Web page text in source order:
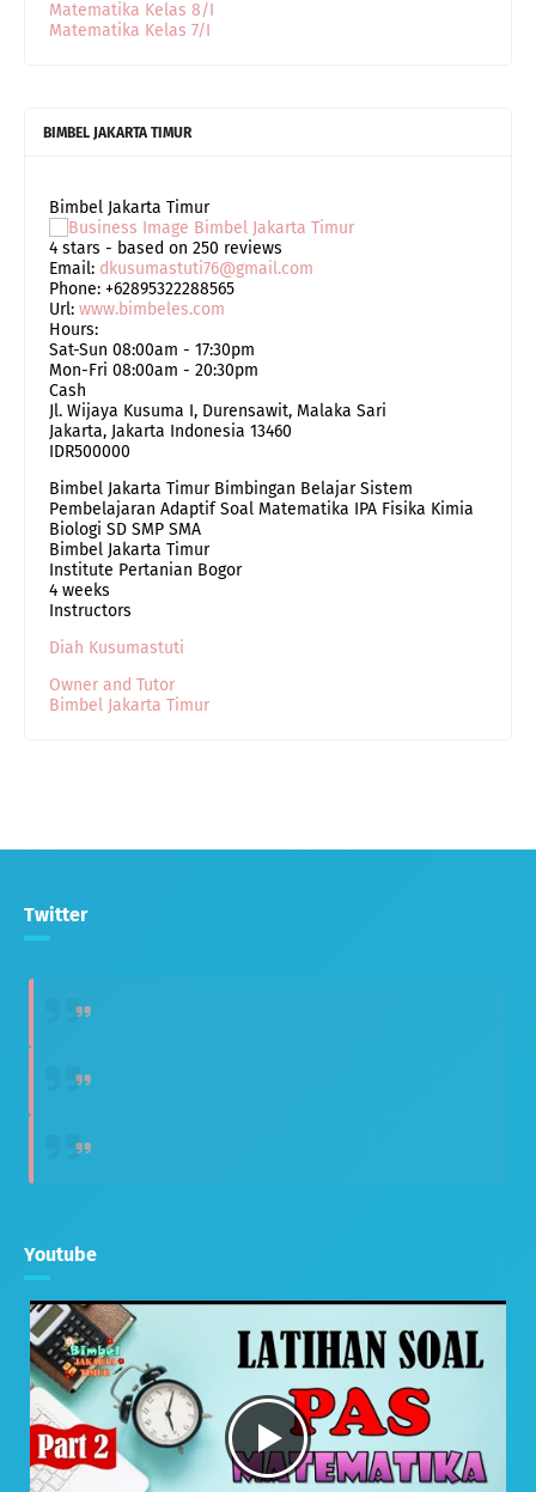
Matematika Kelas 8/I
Matematika Kelas 7/I
BIMBEL JAKARTA TIMUR
Bimbel Jakarta Timur
4 stars - based on 250 reviews
Email: dkusumastuti76@gmail.com
Phone: +62895322288565
Url: www.bimbeles.com
Hours:
Sat-Sun 08:00am - 17:30pm
Mon-Fri 08:00am - 20:30pm
Cash
Jl. Wijaya Kusuma I, Durensawit, Malaka Sari
Jakarta, Jakarta Indonesia 13460
IDR500000
Bimbel Jakarta Timur Bimbingan Belajar Sistem
Pembelajaran Adaptif Soal Matematika IPA Fisika Kimia
Biologi SD SMP SMA
Bimbel Jakarta Timur
Institute Pertanian Bogor
4 weeks
Instructors
Diah Kusumastuti
Owner and Tutor
Bimbel Jakarta Timur
Twitter
Youtube